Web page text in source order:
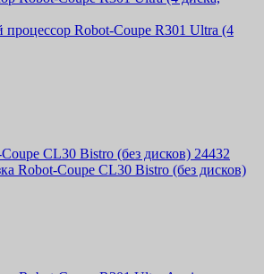
Robot-Coupe R301 Ultra (4
Robot-Coupe CL30 Bistro (без дисков)